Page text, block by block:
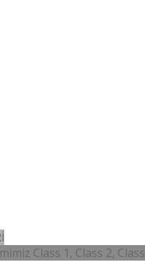
Class 1, Class 2,